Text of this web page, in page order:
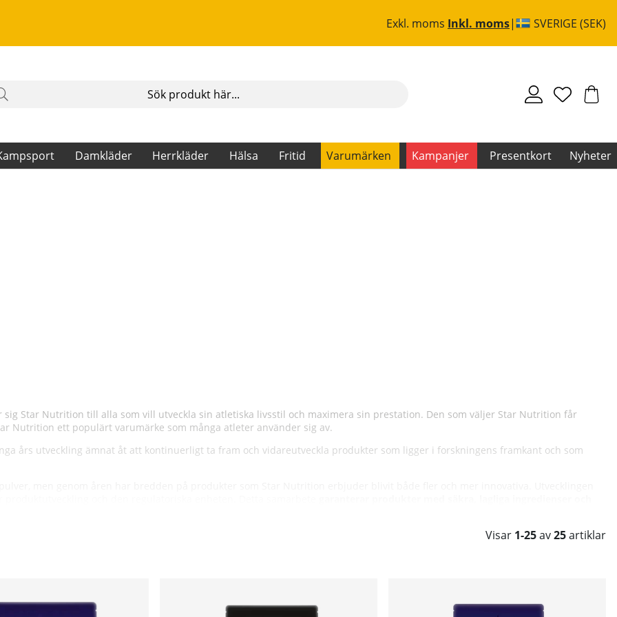
Exkl. moms Inkl. moms SVERIGE (SEK)
Damkläder Herrkläder Hälsa Fritid Varumärken Kampanjer Presentkort Nyheter
Star Nutrition till alla som vill utveckla sin atletiska livsstil och maximera sin prestation. Den som väljer Star Nutrition får
Nutrition ett populärt varumärke som många atleter använder sig av.
års utveckling ämnat åt att kontinuerligt ta fram och vidareutveckla produkter som ligger i forskningens framkant och som
Star Nutrition garanterar sina kunder att
märkningskrav. Rigorösa rutiner säkerställer att all obligatorisk information för kosttillskott och livsmedel finns tillgängliga på
Visar 1-25av25artiklar